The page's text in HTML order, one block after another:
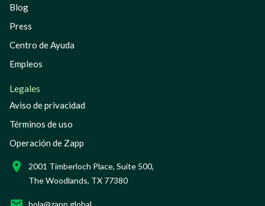
Blog
Press
Centro de Ayuda
Empleos
Legales
Aviso de privacidad
Términos de uso
Operación de Zapp
2001 Timberloch Place, Suite 500,
The Woodlands, TX 77380
hola@zapp.global